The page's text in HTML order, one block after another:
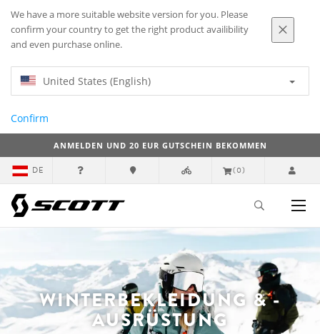
We have a more suitable website version for you. Please
confirm your country to get the right product availibility
and even purchase online.
United States (English)
Confirm
ANMELDEN UND 20 EUR GUTSCHEIN BEKOMMEN
DE (0)
WINTERBEKLEIDUNG & -
AUSRÜSTUNG